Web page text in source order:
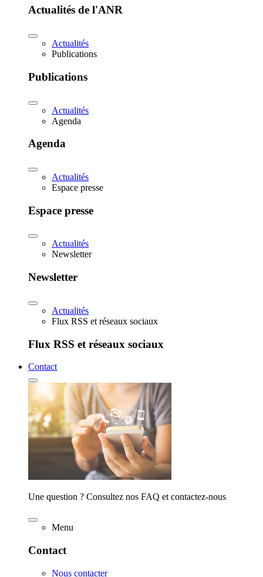
Actualités de l'ANR
Actualités
Publications
Publications
Actualités
Agenda
Agenda
Actualités
Espace presse
Espace presse
Actualités
Newsletter
Newsletter
Actualités
Flux RSS et réseaux sociaux
Flux RSS et réseaux sociaux
Contact
Une question ? Consultez nos FAQ et contactez-nous
Menu
Contact
Nous contacter